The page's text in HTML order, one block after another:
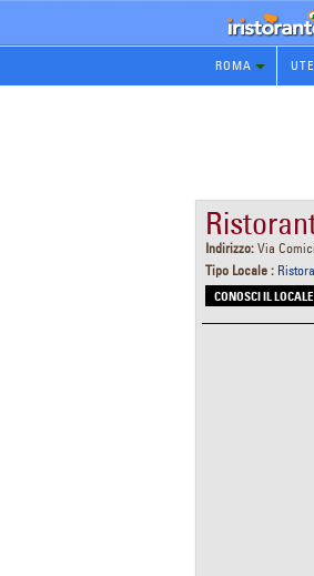
Prenotazione
Ristorante
ROMA
Indirizzo: Via
Tipo Locale :
CONOSCI IL